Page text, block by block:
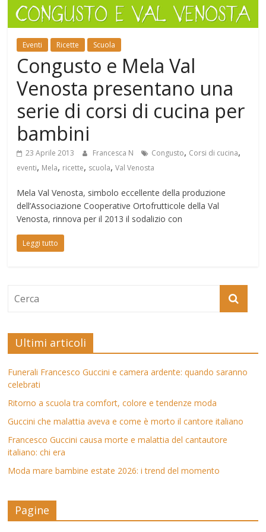
Mondo
Eventi Ricette Scuola
Congusto e Mela Val
Venosta presentano una
serie di corsi di cucina per
bambini
23 Aprile 2013 Francesca N Congusto, Corsi di cucina,
eventi, Mela, ricette, scuola,Val Venosta
Mela Val Venosta, simbolo eccellente della produzione
dell’Associazione Cooperative Ortofrutticole della Val
Venosta, rinnova per il 2013 il sodalizio con
Leggi tutto
Ultimi articoli
Funerali Francesco Guccini e camera ardente: quando saranno
celebrati
Ritorno a scuola tra comfort, colore e tendenze moda
Guccini che malattia aveva e come è morto il cantore italiano
Francesco Guccini causa morte e malattia del cantautore
italiano: chi era
Moda mare bambine estate 2026: i trend del momento
Pagine